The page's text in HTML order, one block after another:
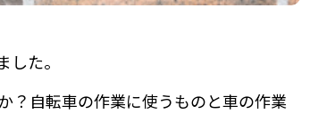
た。
？自転車の作業に使うものと車の作業